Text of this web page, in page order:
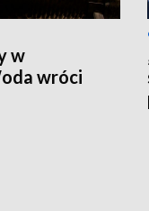
w
wróci